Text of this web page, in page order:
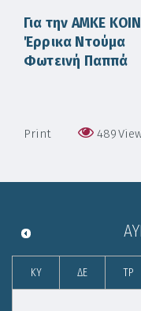
Για την ΑΜΚΕ
Έρρικα Ντούμα
Φωτεινή
Print 489
ΚΥ ΔΕ ΤΡ